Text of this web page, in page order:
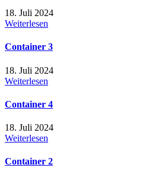
18. Juli 2024
Weiterlesen
Container 3
18. Juli 2024
Weiterlesen
Container 4
18. Juli 2024
Weiterlesen
Container 2